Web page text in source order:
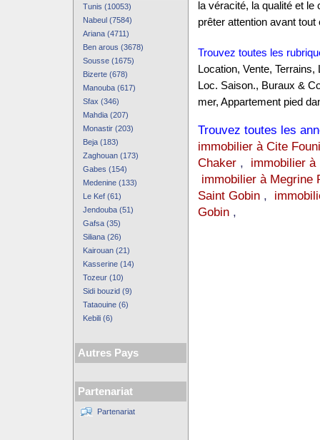
Tunis (10053)
Nabeul (7584)
Ariana (4711)
Ben arous (3678)
Sousse (1675)
Bizerte (678)
Manouba (617)
Sfax (346)
Mahdia (207)
Monastir (203)
Beja (183)
Zaghouan (173)
Gabes (154)
Medenine (133)
Le Kef (61)
Jendouba (51)
Gafsa (35)
Siliana (26)
Kairouan (21)
Kasserine (14)
Tozeur (10)
Sidi bouzid (9)
Tataouine (6)
Kebili (6)
Autres Pays
Partenariat
Partenariat
la véracité, la qualité et
prêter attention avant tout
Trouvez toutes les
Location, Vente,
Loc. Saison., Buraux &
mer, Appartement pied
Trouvez toutes les
immobilier à Cite
Chaker, immobilier à
immobilier à Megrine
Saint Gobin,
Gobin,